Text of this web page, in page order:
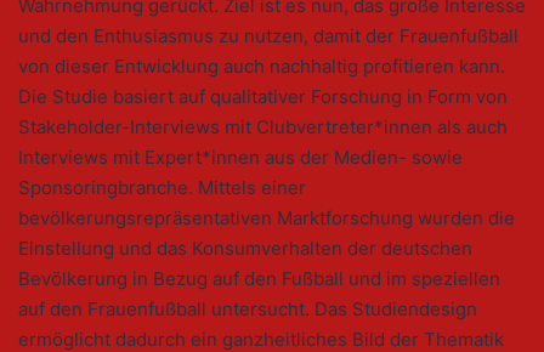
Wahrnehmung gerückt. Ziel ist es nun, das große Interesse
und den Enthusiasmus zu nutzen, damit der Frauenfußball
von dieser Entwicklung auch nachhaltig profitieren kann.
Die Studie basiert auf qualitativer Forschung in Form von
Stakeholder-Interviews mit Clubvertreter*innen als auch
Interviews mit Expert*innen aus der Medien- sowie
Sponsoringbranche. Mittels einer
bevölkerungsrepräsentativen Marktforschung wurden die
Einstellung und das Konsumverhalten der deutschen
Bevölkerung in Bezug auf den Fußball und im speziellen
auf den Frauenfußball untersucht. Das Studiendesign
ermöglicht dadurch ein ganzheitliches Bild der Thematik